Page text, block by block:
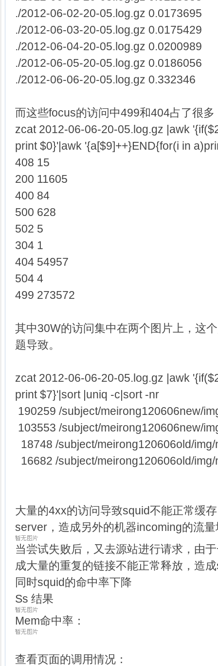
./2012-06-02-20-05.log.gz 0.0173695
./2012-06-03-20-05.log.gz 0.0175429
./2012-06-04-20-05.log.gz 0.0200989
./2012-06-05-20-05.log.gz 0.0186056
./2012-06-06-20-05.log.gz 0.332346
而这些focus的访问中499和404占了很多
zcat 2012-06-06-20-05.log.gz |awk
print $0}'|awk '{a[$9]++}END{for(i in
408 15
200 11605
400 84
500 628
502 5
304 1
404 54957
504 4
499 273572
其中30W的访问集中在两个图片上，这
题导致。
zcat 2012-06-06-20-05.log.gz |awk
print $7}'|sort |uniq -c|sort -nr
190259 /subject/meirong120606new/
103553 /subject/meirong120606new/
18748 /subject/meirong120606old/
16682 /subject/meirong120606old/
大量的4xx的访问导致squid不能正常缓
server，造成另外的机器incoming的流
当尝试失败后，又去源站进行请求，由
成大量的重复的链接不能正常释放，造
同时squid的命中率下降
Ss 结果
Mem命中率：
查看页面的调用情况：